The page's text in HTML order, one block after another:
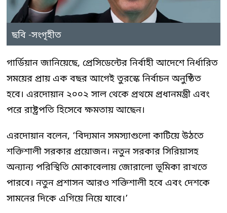
ছবি -সংগৃহীত
গার্ডিয়ান জানিয়েছে, প্রেসিডেন্টের নির্বাহী আদেশে নির্ধারিত
সময়ের প্রায় এক বছর আগেই তুরস্কে নির্বাচন অনুষ্ঠিত
হবে। এরদোয়ান ২০০২ সাল থেকে প্রথমে প্রধানমন্ত্রী এবং
পরে রাষ্ট্রপতি হিসেবে ক্ষমতায় আছেন।
এরদোয়ান বলেন, ‘বিদ্যমান সমস্যাগুলো কাটিয়ে উঠতে
শক্তিশালী সরকার প্রয়োজন। নতুন সরকার সিরিয়াসহ
অন্যান্য পরিস্থিতি মোকাবেলায় জোরালো ভূমিকা রাখতে
পারবে। নতুন প্রশাসন আরও শক্তিশালী হবে এবং দেশকে
সামনের দিকে এগিয়ে নিয়ে যাবে।’